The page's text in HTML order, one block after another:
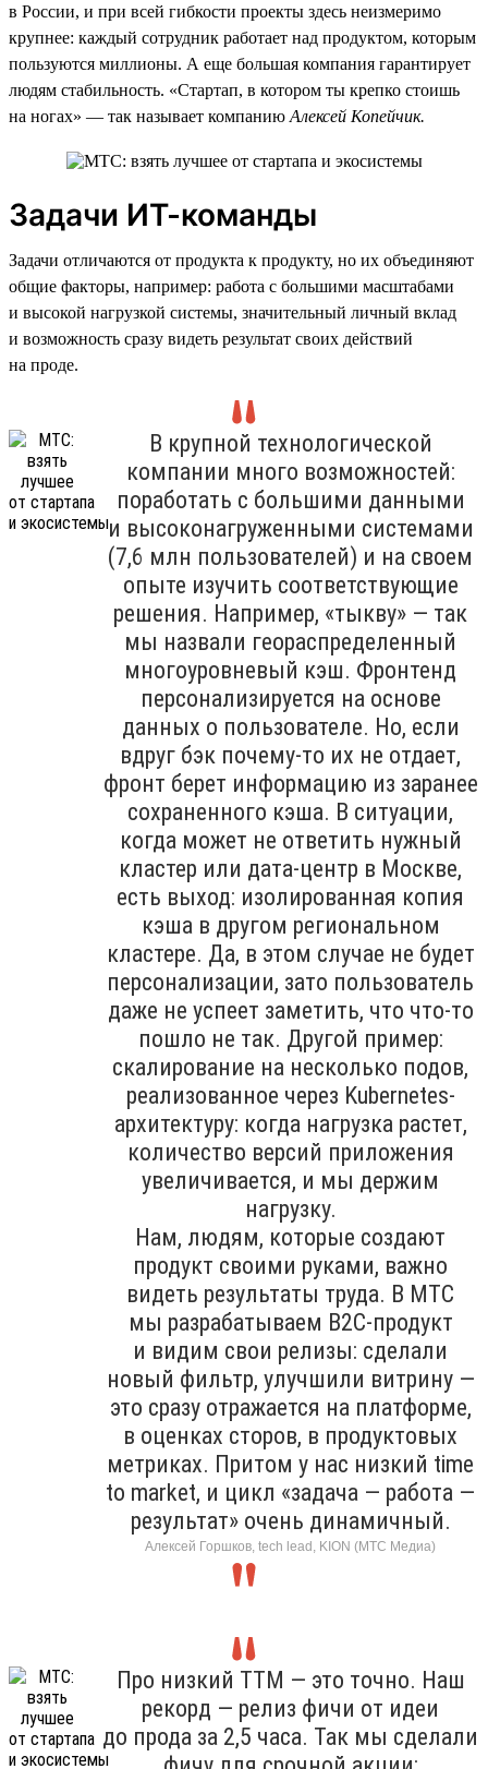
в России, и при всей гибкости проекты здесь неизмеримо
крупнее: каждый сотрудник работает над продуктом, которым
пользуются миллионы. А еще большая компания гарантирует
людям стабильность. «Стартап, в котором ты крепко стоишь
на ногах» — так называет компанию Алексей Копейчик.
Задачи ИТ-команды
Задачи отличаются от продукта к продукту, но их объединяют
общие факторы, например: работа с большими масштабами
и высокой нагрузкой системы, значительный личный вклад
и возможность сразу видеть результат своих действий
на проде.
В крупной технологической
компании много возможностей:
поработать с большими данными
и высоконагруженными системами
(7,6 млн пользователей) и на своем
опыте изучить соответствующие
решения. Например, «тыкву» — так
мы назвали геораспределенный
многоуровневый кэш. Фронтенд
персонализируется на основе
данных о пользователе. Но, если
вдруг бэк почему-то их не отдает,
фронт берет информацию из заранее
сохраненного кэша. В ситуации,
когда может не ответить нужный
кластер или дата-центр в Москве,
есть выход: изолированная копия
кэша в другом региональном
кластере. Да, в этом случае не будет
персонализации, зато пользователь
даже не успеет заметить, что что-то
пошло не так. Другой пример:
скалирование на несколько подов,
реализованное через Kubernetes-
архитектуру: когда нагрузка растет,
количество версий приложения
увеличивается, и мы держим
нагрузку.
Нам, людям, которые создают
продукт своими руками, важно
видеть результаты труда. В МТС
мы разрабатываем B2C-продукт
и видим свои релизы: сделали
новый фильтр, улучшили витрину —
это сразу отражается на платформе,
в оценках сторов, в продуктовых
метриках. Притом у нас низкий time
to market, и цикл «задача — работа —
результат» очень динамичный.
Алексей Горшков, tech lead, KION (МТС Медиа)
Про низкий TTM — это точно. Наш
рекорд — релиз фичи от идеи
до прода за 2,5 часа. Так мы сделали